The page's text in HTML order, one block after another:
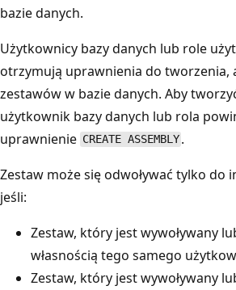
bazie danych.
Użytkownicy bazy danych lub role
otrzymują uprawnienia do tworzenia,
zestawów w bazie danych. Aby
użytkownik bazy danych lub rola
uprawnienie CREATE ASSEMBLY .
Zestaw może się odwoływać tylko do
jeśli:
Zestaw, który jest wywoływany
własnością tego samego
Zestaw, który jest wywoływany